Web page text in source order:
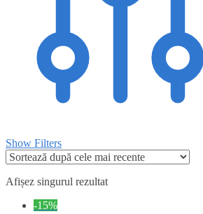
Show Filters
Afișez singurul rezultat
-15%